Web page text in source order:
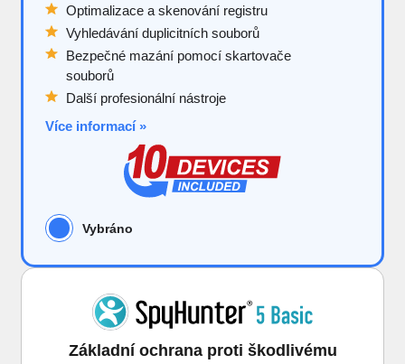
Základní ochrana proti škodlivému
Optimalizace a skenování registru
Vyhledávání duplicitních souborů
Bezpečné mazání pomocí skartovače
souborů
Další profesionální nástroje
Více informací »
Vybráno